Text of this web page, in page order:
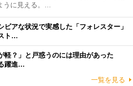
うに見える。…
ビアな状況で実感した「フォレスター」
ト…
軽？」と戸惑うのには理由があった
躍進…
一覧を見る